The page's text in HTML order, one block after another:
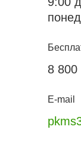
8 800
E-mail